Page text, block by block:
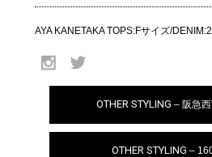
AYA KANETAKA TOPS:Fサイズ/
OTHER STYLING – 阪急
OTHER STYLING –